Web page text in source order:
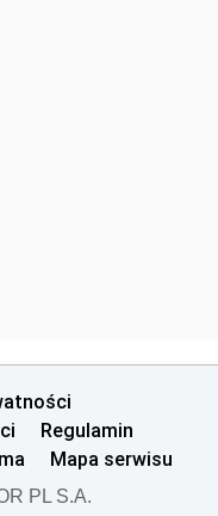
Regulamin
Mapa serwisu
PL S.A.